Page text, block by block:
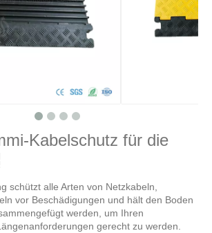
Kabelschutz für die
schützt alle Arten von Netzkabeln,
vor Beschädigungen und hält den Boden
werden, um Ihren
gerecht zu werden.